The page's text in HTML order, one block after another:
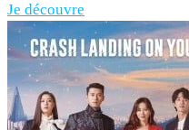
Je découvre